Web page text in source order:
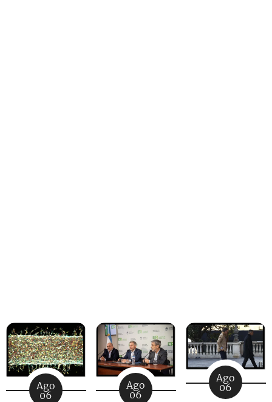
Ago
06
Ago
06
Ago
06